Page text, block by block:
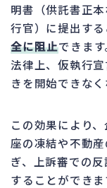
明書（供託書正
行官）に提出す
全に阻止できま
法律上、仮執行
きを開始できなく
この効果により
座の凍結や不動
ぎ、上訴審での
することができま